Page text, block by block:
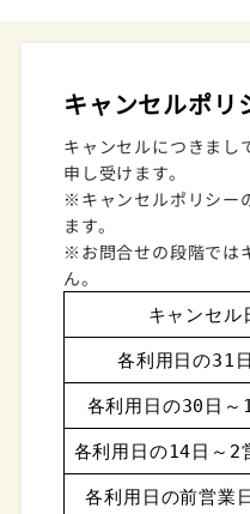
キャンセルポリ
キャンセルにつきまし
申し受けます。
※キャンセルポリシー
ます。
※お問合せの段階では
ん。
キャンセル
各利用日の31
各利用日の30日～
各利用日の14日～2
各利用日の前営業